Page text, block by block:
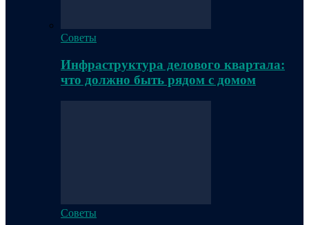
Советы
Инфраструктура делового квартала:
что должно быть рядом с домом
Советы